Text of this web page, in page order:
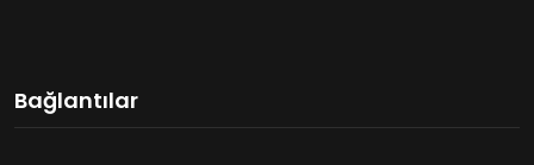
Bağlantılar